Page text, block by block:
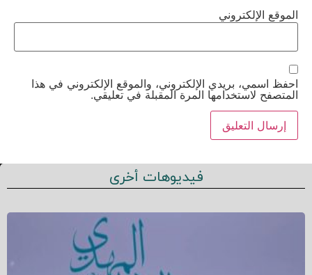
الموقع الإلكتروني
احفظ اسمي، بريدي الإلكتروني، والموقع الإلكتروني في هذا
المتصفح لاستخدامها المرة المقبلة في تعليقي.
فيديوهات أخرى